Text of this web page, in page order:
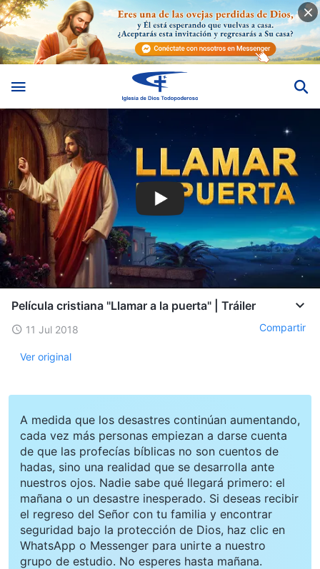
Película cristiana "Llamar a la puerta" | Tráiler
11 Jul 2018 Compartir
Ver original
A medida que los desastres continúan aumentando,
cada vez más personas empiezan a darse cuenta
de que las profecías bíblicas no son cuentos de
hadas, sino una realidad que se desarrolla ante
nuestros ojos. Nadie sabe qué llegará primero: el
mañana o un desastre inesperado. Si deseas recibir
el regreso del Señor con tu familia y encontrar
seguridad bajo la protección de Dios, haz clic en
WhatsApp o Messenger para unirte a nuestro
grupo de estudio. No esperes hasta mañana.